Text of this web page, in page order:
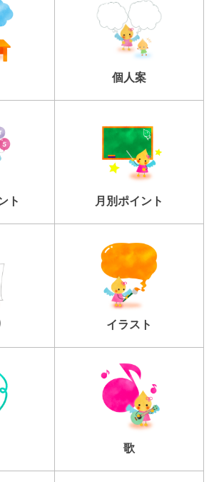
個人案
ト 月別ポイント
イラスト
歌